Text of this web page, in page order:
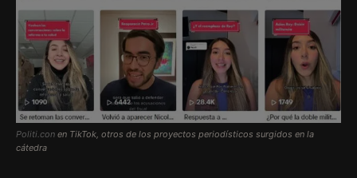
Politi.con en TikTok, otros de los proyectos periodísticos surgidos en la
cátedra